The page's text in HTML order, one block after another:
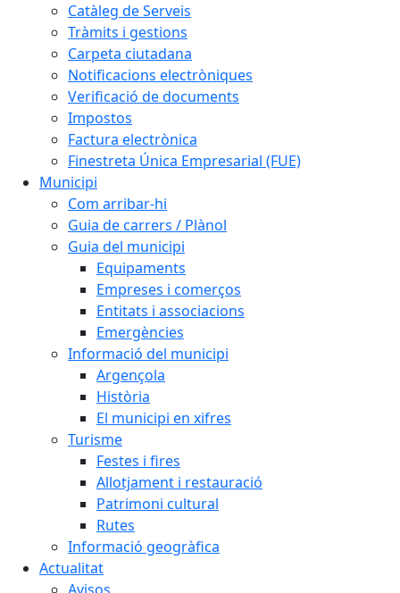
Catàleg de Serveis
Tràmits i gestions
Carpeta ciutadana
Notificacions electròniques
Verificació de documents
Impostos
Factura electrònica
Finestreta Única Empresarial (FUE)
Municipi
Com arribar-hi
Guia de carrers / Plànol
Guia del municipi
Equipaments
Empreses i comerços
Entitats i associacions
Emergències
Informació del municipi
Argençola
Història
El municipi en xifres
Turisme
Festes i fires
Allotjament i restauració
Patrimoni cultural
Rutes
Informació geogràfica
Actualitat